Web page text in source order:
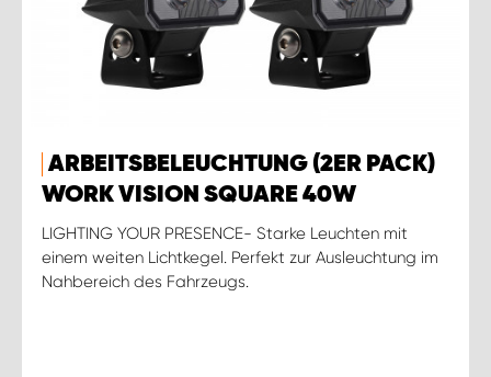
ARBEITSBELEUCHTUNG (2ER PACK)
WORK VISION SQUARE 40W
LIGHTING YOUR PRESENCE- Starke Leuchten mit
einem weiten Lichtkegel. Perfekt zur Ausleuchtung im
Nahbereich des Fahrzeugs.